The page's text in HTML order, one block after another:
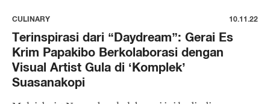
CULINARY 10.11.22
Terinspirasi dari “Daydream”: Gerai Es
Krim Papakibo Berkolaborasi dengan
Visual Artist Gula di ‘Komplek’
Suasanakopi